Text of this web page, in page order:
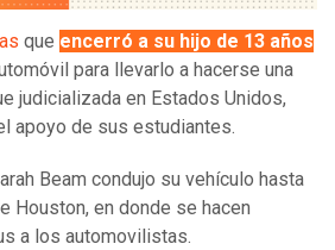
que encerró a su hijo de 13 años
para llevarlo a hacerse una
judicializada en Estados Unidos,
apoyo de sus estudiantes.
Beam condujo su vehículo hasta
Houston, en donde se hacen
a los automovilistas.